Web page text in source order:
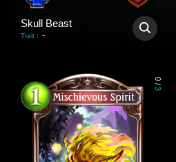
Skull Beast
Trait : -
0
/
3